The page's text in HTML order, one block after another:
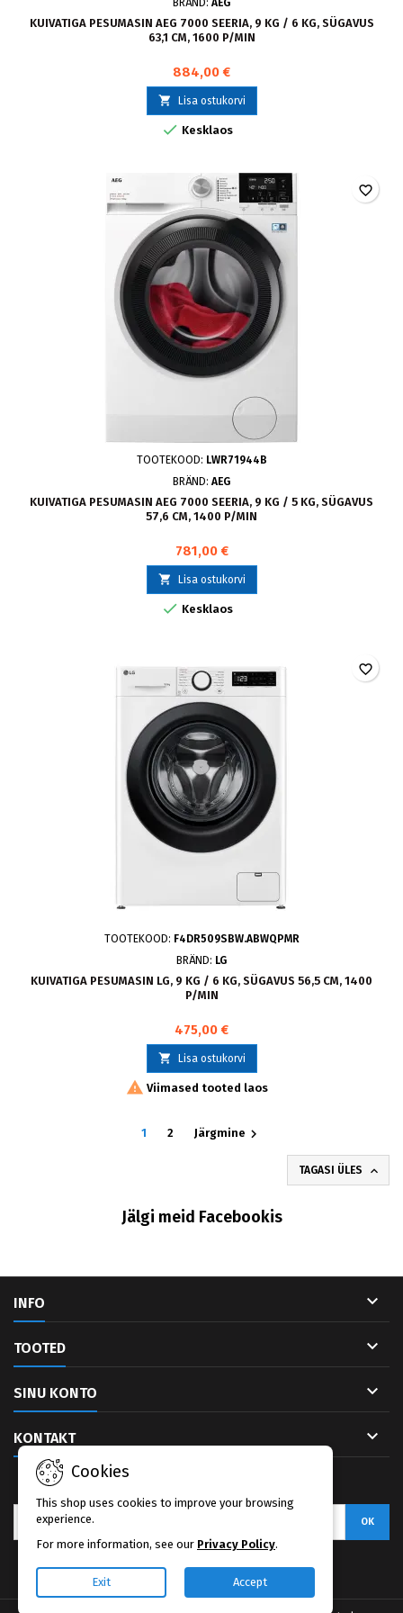
BRÄND: AEG
KUIVATIGA PESUMASIN AEG 7000 SEERIA, 9 KG / 6 KG, SÜGAVUS
63,1 CM, 1600 P/MIN
884,00 €
 Lisa ostukorvi
 Kesklaos
TOOTEKOOD: LWR71944B
BRÄND: AEG
KUIVATIGA PESUMASIN AEG 7000 SEERIA, 9 KG / 5 KG, SÜGAVUS
57,6 CM, 1400 P/MIN
781,00 €
 Lisa ostukorvi
 Kesklaos
favorite_border
TOOTEKOOD: F4DR509SBW.ABWQPMR
BRÄND: LG
KUIVATIGA PESUMASIN LG, 9 KG / 6 KG, SÜGAVUS 56,5 CM, 1400
P/MIN
475,00 €
 Lisa ostukorvi
 Viimased tooted laos
favorite_border
1 2 Järgmine 
TAGASI ÜLES 
Jälgi meid Facebookis
INFO 
TOOTED 
SINU KONTO 
KONTAKT 
Cookies
This shop uses cookies to improve your browsing
experience.
For more information, see our Privacy Policy.
Exit Accept
Facebook